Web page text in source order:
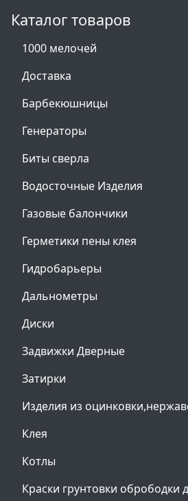
Каталог товаров
1000 мелочей
Доставка
Барбекюшницы
Генераторы
Биты сверла
Водосточные Изделия
Газовые балончики
Герметики пены клея
Гидробарьеры
Дальнометры
Диски
Задвижки Дверные
Затирки
Изделия из
Клея
Котлы
Краски грунтовки обрободки